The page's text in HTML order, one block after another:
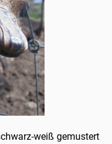
weiß gemustert